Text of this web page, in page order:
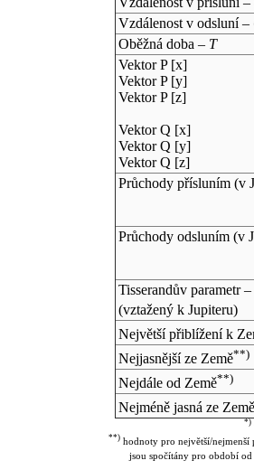
Vzdálenost v odsluní –
Oběžná doba – T
Vektor P [x]
Vektor P [y]
Vektor P [z]
Vektor Q [x]
Vektor Q [y]
Vektor Q [z]
Průchody přísluním (v
Průchody odsluním (v
Tisserandův parametr –
(vztažený k Jupiteru)
Největší přiblížení k
Nejjasnější ze Země**)
Nejdále od Země**)
Nejméně jasná ze Země
*)
**) hodnoty pro největší/
jsou spočítány pro období od